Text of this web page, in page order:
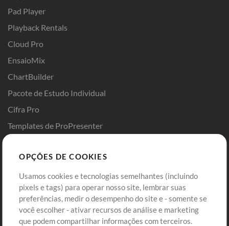
Pad Player
Playback Rentals
Cloud Pro
EnsaioMix
ChartBuilder
Pacote de Estudo Individual
Cifra Pro
Templates de ProPresenter
Comprar Créditos
Conteúdo Grátis
Solicite uma Música
Entre
Cadastre-se
Ir ao carrinho
OPÇÕES DE COOKIES
Usamos cookies e tecnologias semelhantes (incluindo
pixels e tags) para operar nosso site, lembrar suas
preferências, medir o desempenho do site e - somente se
você escolher - ativar recursos de análise e marketing
que podem compartilhar informações com terceiros.